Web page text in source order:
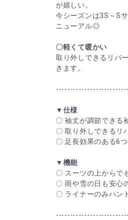
が嬉しい。
今シーズンは3S～S
ニューアル◎
〇軽くて暖かい
取り外しできるリバ
きます。
▼仕様
〇 袖丈が調節できる
〇 取り外しできるリ
〇 足長効果のある6
▼機能
〇 スーツの上からで
〇 雨や雪の日も安心
〇 ライナーのみハン